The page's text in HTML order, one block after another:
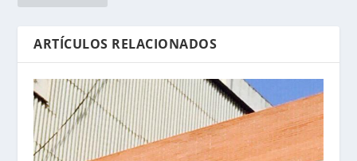
ARTÍCULOS RELACIONADOS